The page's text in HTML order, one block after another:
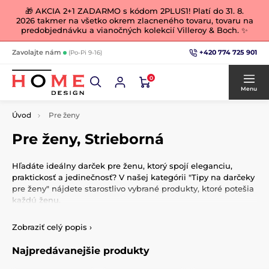
🎁 AKCIA 2+1 ZADARMO s kódom 2PLUS1! Platí do 31. 8.
2026 takmer na všetko okrem zlacneného tovaru, tovaru na
predobjednávku a vianočných kolekcií Villeroy & Boch. ✨
Zavolajte nám (Po-Pi 9-16) +420 774 725 901
0
Menu
Úvod Pre ženy
Pre ženy, Strieborná
Hľadáte ideálny darček pre ženu, ktorý spojí eleganciu,
praktickosť a jedinečnosť? V našej kategórii "Tipy na darčeky
pre ženy" nájdete starostlivo vybrané produkty, ktoré potešia
každú ženu.
šatkami a šálami inšpirovanými dielami slávnych umelcov,
Zobraziť celý popis ›
Najpredávanejšie produkty